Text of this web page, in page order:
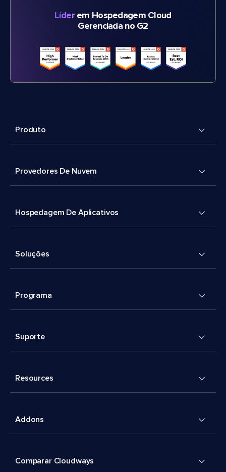
Líderem Hospedagem Cloud
Gerenciada no G2
Produto
Provedores De Nuvem
Hospedagem De Aplicativos
Soluções
Programa
Suporte
Resources
Addons
Comparar Cloudways